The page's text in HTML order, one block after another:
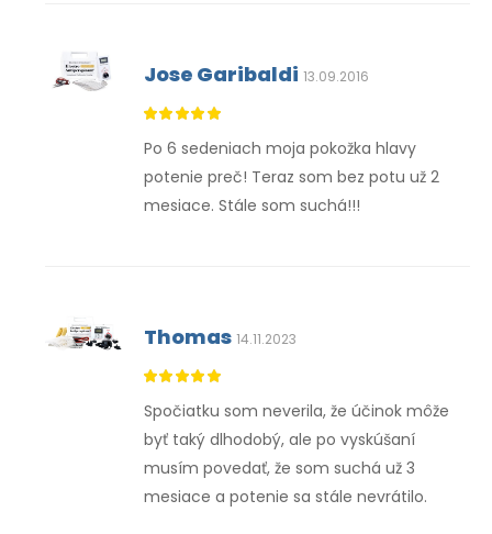
Jose Garibaldi 13.09.2016
Po 6 sedeniach moja pokožka hlavy
potenie preč! Teraz som bez potu už 2
mesiace. Stále som suchá!!!
Thomas 14.11.2023
Spočiatku som neverila, že účinok môže
byť taký dlhodobý, ale po vyskúšaní
musím povedať, že som suchá už 3
mesiace a potenie sa stále nevrátilo.